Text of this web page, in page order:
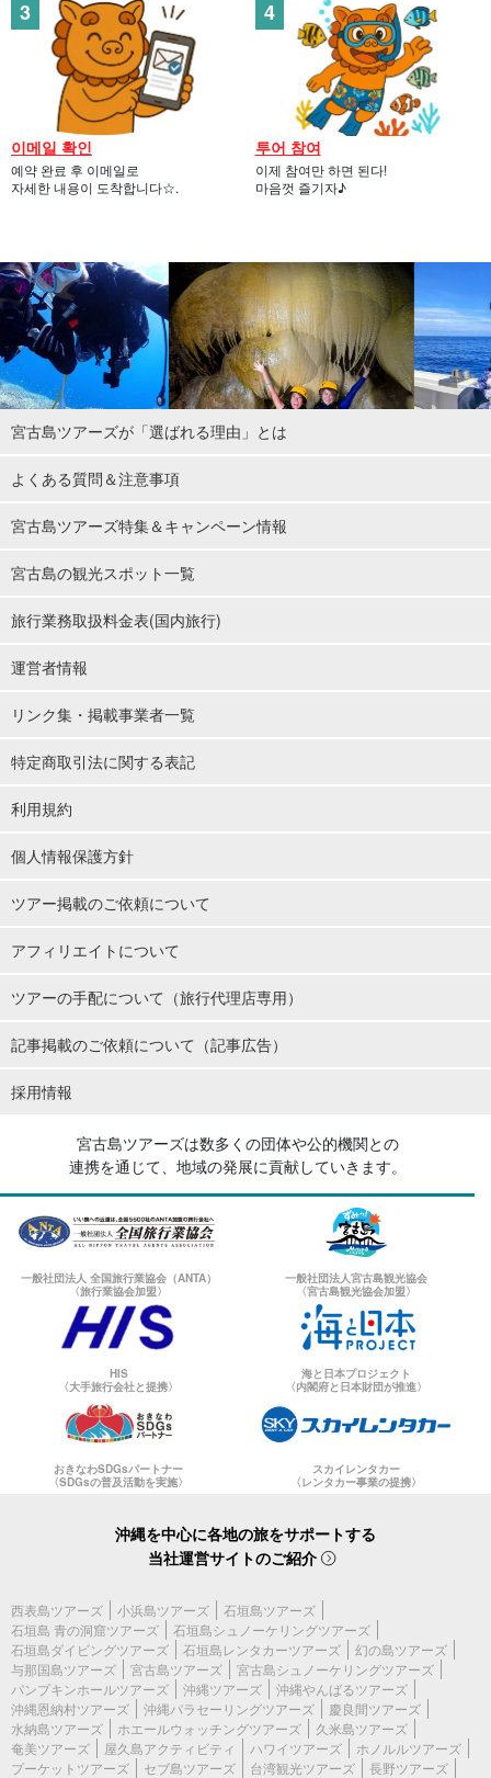
이메일 확인
예약 완료 후 이메일로
자세한 내용이 도착합니다☆.
투어 참여
이제 참여만 하면 된다!
마음껏 즐기자♪
宮古島ツアーズが「選ばれる理由」とは
よくある質問＆注意事項
宮古島ツアーズ特集＆キャンペーン情報
宮古島の観光スポット一覧
旅行業務取扱料金表(国内旅行)
運営者情報
リンク集・掲載事業者一覧
特定商取引法に関する表記
利用規約
個人情報保護方針
ツアー掲載のご依頼について
アフィリエイトについて
ツアーの手配について（旅行代理店専用）
記事掲載のご依頼について（記事広告）
採用情報
宮古島ツアーズは数多くの団体や公的機関との
連携を通じて、地域の発展に貢献していきます。
一般社団法人 全国旅行業協会（ANTA）
〈旅行業協会加盟〉
一般社団法人宮古島観光協会
〈宮古島観光協会加盟〉
HIS
〈大手旅行会社と提携〉
海と日本プロジェクト
〈内閣府と日本財団が推進〉
おきなわSDGsパートナー
〈SDGsの普及活動を実施〉
スカイレンタカー
〈レンタカー事業の提携〉
沖縄を中心に各地の旅をサポートする
当社運営サイトのご紹介
西表島ツアーズ 小浜島ツアーズ
石垣島ツアーズ
石垣島 青の洞窟ツアーズ
石垣島シュノーケリングツアーズ
石垣島ダイビングツアーズ
石垣島レンタカーツアーズ
幻の島ツアーズ
与那国島ツアーズ
宮古島ツアーズ
宮古島シュノーケリングツアーズ
パンプキンホールツアーズ
沖縄ツアーズ
沖縄やんばるツアーズ
沖縄恩納村ツアーズ
沖縄パラセーリングツアーズ
慶良間ツアーズ
水納島ツアーズ
ホエールウォッチングツアーズ
久米島ツアーズ
奄美ツアーズ
屋久島アクティビティ ハワイツアーズ
ホノルルツアーズ
プーケットツアーズ
セブ島ツアーズ 台湾観光ツアーズ 長野ツアーズ